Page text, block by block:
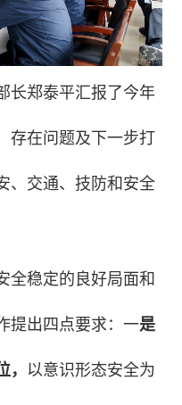
长郑泰平汇报了今年
存在问题及下一步打
、交通、技防和安全
全稳定的良好局面和
提出四点要求：一是
以意识形态安全为